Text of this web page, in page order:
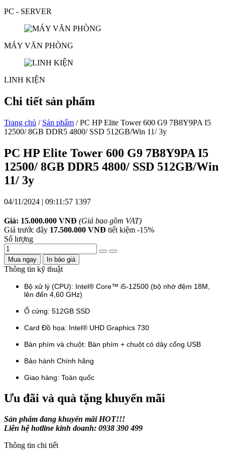
PC - SERVER
MÁY VĂN PHÒNG
LINH KIỆN
Chi tiết sản phẩm
Trang chủ / Sản phẩm / PC HP Elite Tower 600 G9 7B8Y9PA I5
12500/ 8GB DDR5 4800/ SSD 512GB/Win 11/ 3y
PC HP Elite Tower 600 G9 7B8Y9PA I5
12500/ 8GB DDR5 4800/ SSD 512GB/Win
11/ 3y
04/11/2024 | 09:11:57 1397
Giá: 15.000.000 VNĐ (Giá bao gồm VAT)
Giá trước đây 17.500.000 VNĐ tiết kiệm -15%
Số lượng
Mua ngay In báo giá
Thông tin kỹ thuật
Bộ xử lý (CPU): Intel® Core™ i5-12500 (bộ nhớ đệm 18M,
lên đến 4,60 GHz)
Ổ cứng: 512GB SSD
Card Đồ họa: Intel® UHD Graphics 730
Bàn phím và chuột: Bàn phím + chuột có dây cổng USB
Bảo hành Chính hãng
Giao hàng: Toàn quốc
Ưu đãi và quà tặng khuyến mãi
Sản phẩm đang khuyến mãi HOT!!!
Liên hệ hotline kinh doanh: 0938 390 499
Thông tin chi tiết